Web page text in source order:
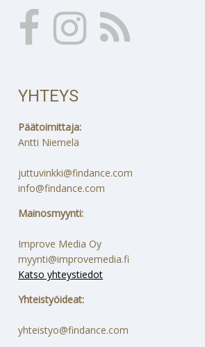
YHTEYS
Päätoimittaja:
Antti Niemelä
juttuvinkki@findance.com
info@findance.com
Mainosmyynti:
Improve Media Oy
myynti@improvemedia.fi
Katso yhteystiedot
Yhteistyöideat:
yhteistyo@findance.com